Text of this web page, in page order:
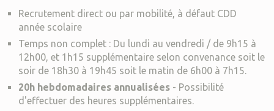
Recrutement direct ou par mobilité, à défaut CDD
année scolaire
Temps non complet : Du lundi au vendredi / de 9h15 à
12h00, et 1h15 supplémentaire selon convenance soit le
soir de 18h30 à 19h45 soit le matin de 6h00 à 7h15.
20h hebdomadaires annualisées - Possibilité
d'effectuer des heures supplémentaires.